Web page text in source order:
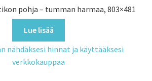
pohja – tumman harmaa, 803×481
Lue lisää
nähdäksesi hinnat ja käyttääksesi
verkkokauppaa